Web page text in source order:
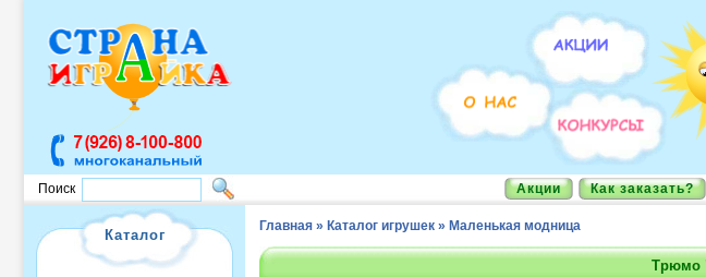
Поиск Акции Как заказать?
Каталог
Главная » Каталог игрушек » Маленькая модница
Трюмо